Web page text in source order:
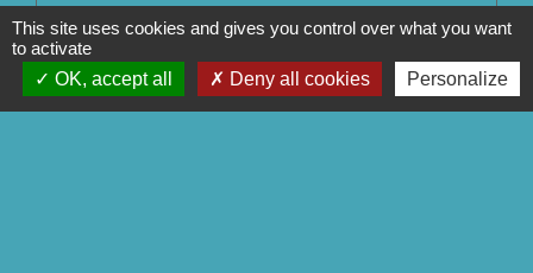
Taux de changeopen_in_new
Banque de France
Partenaires EDI open_in_new
Direction générale des finances publiques
This site uses cookies and gives you control over what you want
to activate
OK, accept all
Deny all cookies Personalize